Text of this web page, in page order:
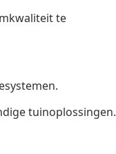
te
tuinoplossingen.